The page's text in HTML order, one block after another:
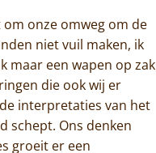
onze omweg om de
niet vuil maken, ik
maar een wapen op zak
die ook wij er
interpretaties van het
schept. Ons denken
groeit er een